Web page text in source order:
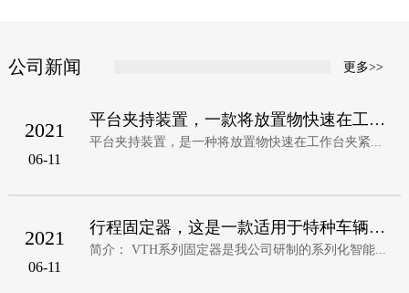
公司新闻 更多>>
2021
06-11
平台夹持装置，一款将放置物快速在工作台夹
平台夹持装置，是一种将放置物快速在工作台夹紧...
2021
06-11
行程固定器，这是一款适用于特种车辆，无人
简介： VTH系列固定器是我公司研制的系列化智能...